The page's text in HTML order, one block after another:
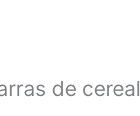
de cereal